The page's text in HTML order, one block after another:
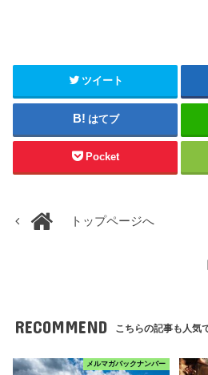
ツイート
はてブ
Pocket
トップページへ
RECOMMEND こちらの記事も人気
メルマガバックナンバー